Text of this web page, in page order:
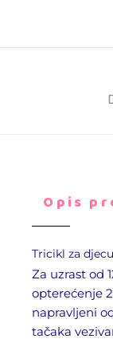
Opis
Tricikl za djecu
Za uzrast od
opterećenje
napravljeni
tačaka